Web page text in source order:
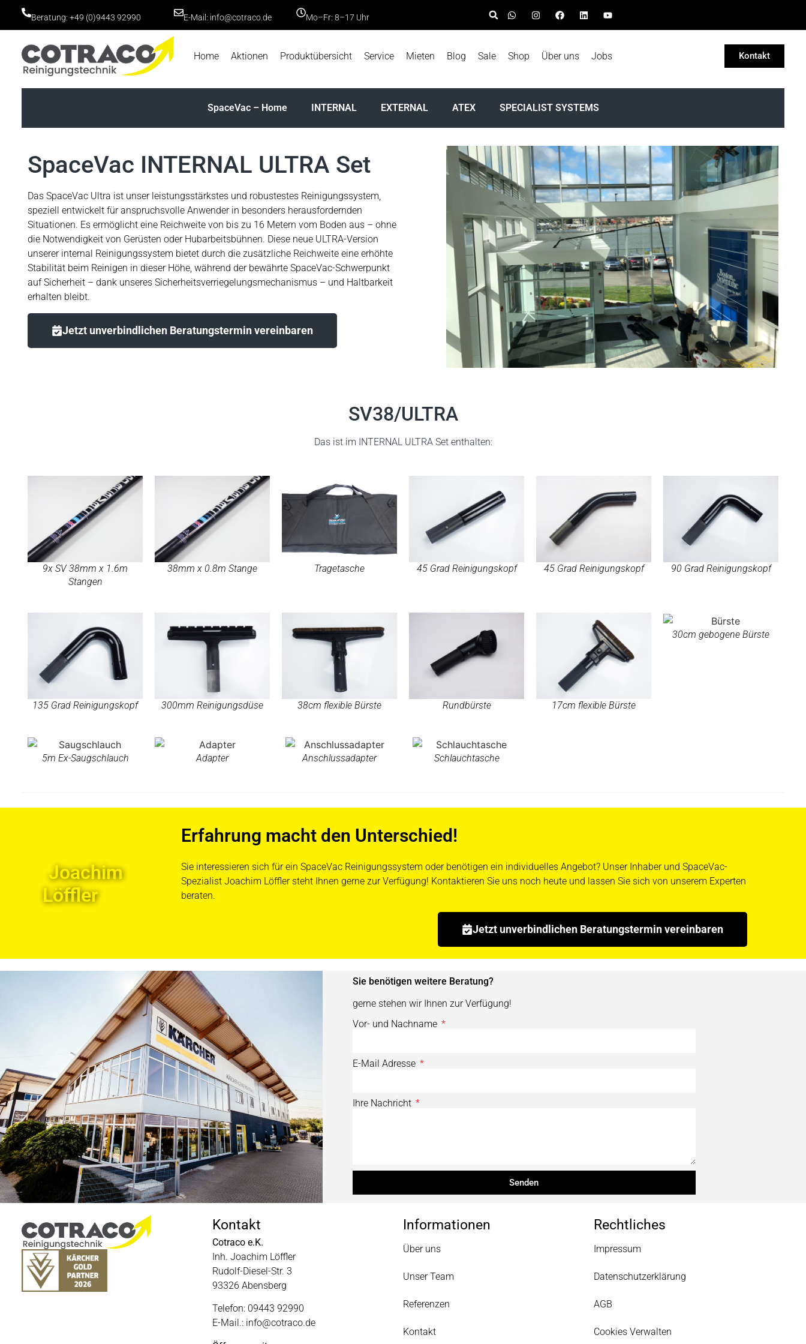
Beratung: +49 (0)9443 92990 E-Mail: info@cotraco.de Mo–Fr: 8–17 Uhr
Home Aktionen Produktübersicht Service Mieten Blog Sale Shop Über uns Jobs Kontakt
SpaceVac – Home INTERNAL EXTERNAL ATEX SPECIALIST SYSTEMS
SpaceVac INTERNAL ULTRA Set
Das SpaceVac Ultra ist unser leistungsstärkstes und robustestes Reinigungssystem,
speziell entwickelt für anspruchsvolle Anwender in besonders herausfordernden
Situationen. Es ermöglicht eine Reichweite von bis zu 16 Metern vom Boden aus – ohne
die Notwendigkeit von Gerüsten oder Hubarbeitsbühnen. Diese neue ULTRA-Version
unserer internal Reinigungssystem bietet durch die zusätzliche Reichweite eine erhöhte
Stabilität beim Reinigen in dieser Höhe, während der bewährte SpaceVac-Schwerpunkt
auf Sicherheit – dank unseres Sicherheitsverriegelungsmechanismus – und Haltbarkeit
erhalten bleibt.
Jetzt unverbindlichen Beratungstermin vereinbaren
SV38/ULTRA
Das ist im INTERNAL ULTRA Set enthalten:
9x SV 38mm x 1.6m
Stangen
38mm x 0.8m Stange Tragetasche 45 Grad Reinigungskopf 45 Grad Reinigungskopf 90 Grad Reinigungskopf
135 Grad Reinigungskopf 300mm Reinigungsdüse 38cm flexible Bürste Rundbürste 17cm flexible Bürste
30cm gebogene Bürste
5m Ex-Saugschlauch Adapter Anschlussadapter Schlauchtasche
Joachim
Löffler
Erfahrung macht den Unterschied!
Sie interessieren sich für ein SpaceVac Reinigungssystem oder benötigen ein individuelles Angebot? Unser Inhaber und SpaceVac-
Spezialist Joachim Löffler steht Ihnen gerne zur Verfügung! Kontaktieren Sie uns noch heute und lassen Sie sich von unserem Experten
beraten.
Jetzt unverbindlichen Beratungstermin vereinbaren
Sie benötigen weitere Beratung?
gerne stehen wir Ihnen zur Verfügung!
Vor- und Nachname
E-Mail Adresse
Ihre Nachricht
Senden
Kontakt
Cotraco e.K.
Inh. Joachim Löffler
Rudolf-Diesel-Str. 3
93326 Abensberg
Telefon: 09443 92990
E-Mail.: info@cotraco.de
Informationen
Über uns
Unser Team
Referenzen
Kontakt
Rechtliches
Impressum
Datenschutzerklärung
AGB
Cookies Verwalten